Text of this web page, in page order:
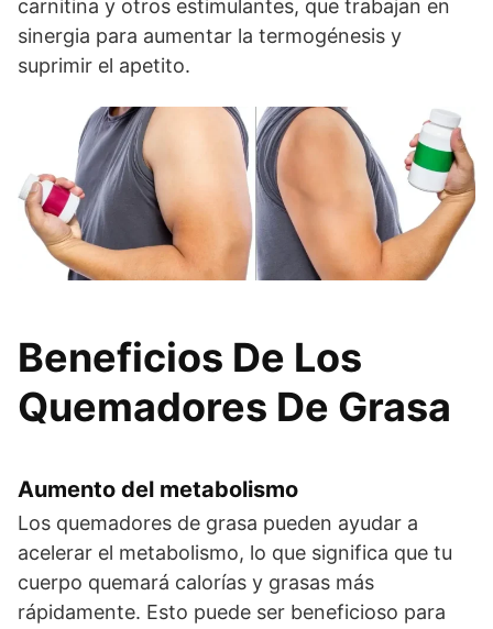
carnitina y otros estimulantes, que trabajan en
sinergia para aumentar la termogénesis y
suprimir el apetito.
Beneficios De Los
Quemadores De Grasa
Aumento del metabolismo
Los quemadores de grasa pueden ayudar a
acelerar el metabolismo, lo que significa que tu
cuerpo quemará calorías y grasas más
rápidamente. Esto puede ser beneficioso para